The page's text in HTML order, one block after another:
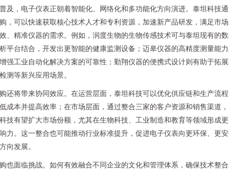
及，电子仪表正朝着智能化、网络化和多功能化方向演进。泰坦科技
，可以快速获取核心技术人才和专利资源，加速新产品研发，满足市
、精准仪器的需求。例如，润度生物的生物传感技术可与泰坦现有的
平台结合，开发出更智能的健康监测设备；迈皋仪器的高精度测量能
强工业自动化解决方案的可靠性；勤翔仪器的便携式设计则有助于拓
测等新兴应用场景。
还将带来协同效应。在运营层面，泰坦科技可以优化供应链和生产流
成本并提高效率；在市场层面，通过整合三家的客户资源和销售渠道
技有望扩大市场份额，尤其在生物科技、工业制造和教育等领域形成
力。这一整合也可能推动行业标准提升，促进电子仪表向更环保、更
向发展。
也面临挑战。如何有效融合不同企业的文化和管理体系，确保技术整